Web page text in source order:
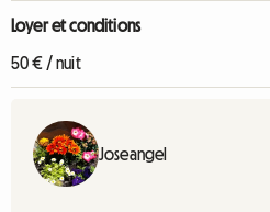
Loyer et conditions
50 € / nuit
Joseangel